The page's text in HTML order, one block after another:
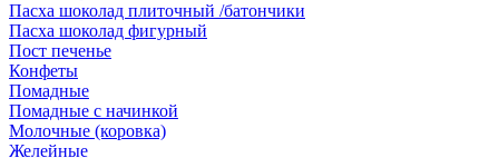
Пасха шоколад плиточный /батончики
Пасха шоколад фигурный
Пост печенье
Конфеты
Помадные
Помадные с начинкой
Молочные (коровка)
Желейные